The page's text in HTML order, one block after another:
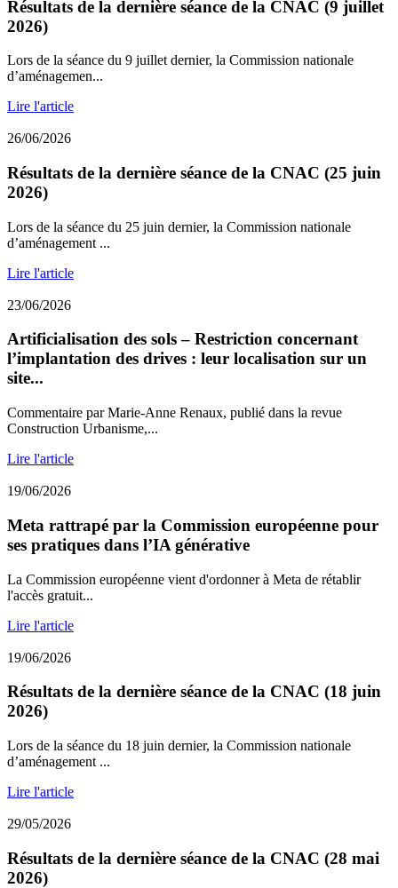
Résultats de la dernière séance de la CNAC (9 juillet
2026)
Lors de la séance du 9 juillet dernier, la Commission nationale
d’aménagemen...
Lire l'article
26/06/2026
Résultats de la dernière séance de la CNAC (25 juin
2026)
Lors de la séance du 25 juin dernier, la Commission nationale
d’aménagement ...
Lire l'article
23/06/2026
Artificialisation des sols – Restriction concernant
l’implantation des drives : leur localisation sur un
site...
Commentaire par Marie-Anne Renaux, publié dans la revue
Construction Urbanisme,...
Lire l'article
19/06/2026
Meta rattrapé par la Commission européenne pour
ses pratiques dans l’IA générative
La Commission européenne vient d'ordonner à Meta de rétablir
l'accès gratuit...
Lire l'article
19/06/2026
Résultats de la dernière séance de la CNAC (18 juin
2026)
Lors de la séance du 18 juin dernier, la Commission nationale
d’aménagement ...
Lire l'article
29/05/2026
Résultats de la dernière séance de la CNAC (28 mai
2026)